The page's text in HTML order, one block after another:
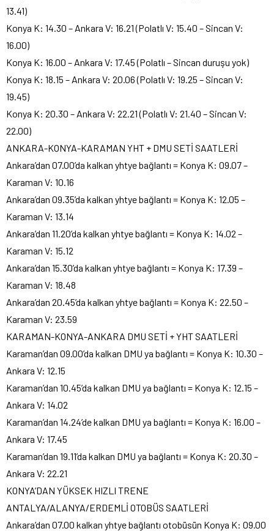
13.41)
Konya K: 14.30 – Ankara V: 16.21 (Polatlı V: 15.40 – Sincan V:
16.00)
Konya K: 16.00 – Ankara V: 17.45 (Polatlı – Sincan duruşu yok)
Konya K: 18.15 – Ankara V: 20.06 (Polatlı V: 19.25 – Sincan V:
19.45)
Konya K: 20.30 – Ankara V: 22.21 (Polatlı V: 21.40 – Sincan V:
22.00)
ANKARA-KONYA-KARAMAN YHT + DMU SETİ SAATLERİ
Ankara’dan 07.00’da kalkan yhtye bağlantı = Konya K: 09.07 –
Karaman V: 10.16
Ankara’dan 09.35’da kalkan yhtye bağlantı = Konya K: 12.05 –
Karaman V: 13.14
Ankara’dan 11.20’da kalkan yhtye bağlantı = Konya K: 14.02 –
Karaman V: 15.12
Ankara’dan 15.30’da kalkan yhtye bağlantı = Konya K: 17.39 –
Karaman V: 18.48
Ankara’dan 20.45’da kalkan yhtye bağlantı = Konya K: 22.50 –
Karaman V: 23.59
KARAMAN-KONYA-ANKARA DMU SETİ + YHT SAATLERİ
Karaman’dan 09.00’da kalkan DMU ya bağlantı = Konya K: 10.30 –
Ankara V: 12.15
Karaman’dan 10.45’da kalkan DMU ya bağlantı = Konya K: 12.15 –
Ankara V: 14.02
Karaman’dan 14.24’de kalkan DMU ya bağlantı = Konya K: 16.00 –
Ankara V: 17.45
Karaman’dan 19.11’da kalkan DMU ya bağlantı = Konya K: 20.30 –
Ankara V: 22.21
KONYA’DAN YÜKSEK HIZLI TRENE
ANTALYA/ALANYA/ERDEMLİ OTOBÜS SAATLERİ
Ankara’dan 07.00 kalkan yhtye bağlantı otobüsün Konya K: 09.00